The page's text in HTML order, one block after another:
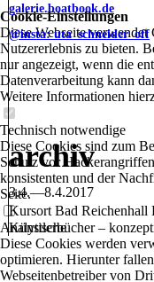
galerie.boatbook.de
@insta: uta_schneider_off
archiv
3.4.—8.4.2017
Kursort Bad Reichenhall
Künstlerbücher –
Cookie-Einstellungen
Diese Webseite
Nutzererlebnis zu bieten.
nur angezeigt, wenn die
Datenverarbeitung kann
Weitere Informationen
Technisch notwendige
Diese Cookies sind zum
Schutz vor
konsistenten und der
Seite.
Analytische
Diese Cookies werden
optimieren. Hierunter
Webseitenbetreiber von